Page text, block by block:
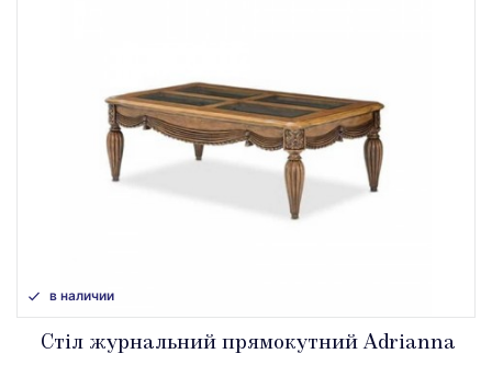
в наличии
Стіл журнальний прямокутний Adrianna